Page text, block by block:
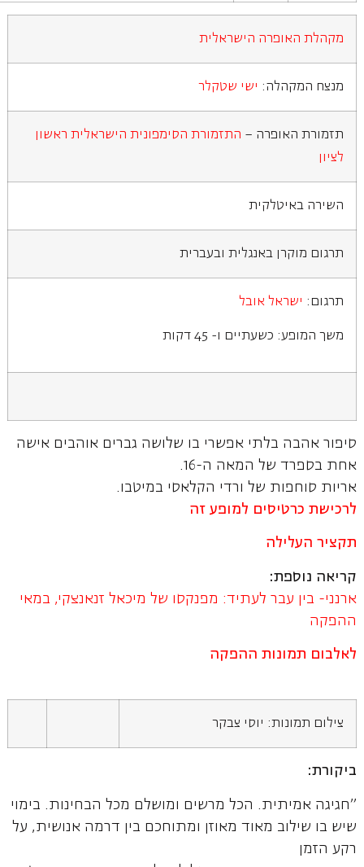
מקהלת האופרה הישראלית
מנצח המקהלה: ישי שטקלר
תזמורת האופרה – התזמורת הסימפונית הישראלית ראשון
לציון
השירה באיטלקית
תרגום מוקרן באנגלית ובעברית
תרגום: ישראל אובל
משך המופע: כשעתיים ו- 45 דקות
סיפור אהבה בלתי אפשרי בו שלושה גברים אוהבים אישה
אחת בספרד של המאה ה-16.
אריות סוחפות של ורדי הקלאסי במיטבו.
לרכישת כרטיסים למופע זה
תקציר העלילה
קריאה נוספת:
ארנני- בין עבר לעתיד: מפנקסו של מיכאל זנאנצקי, במאי
ההפקה
לאלבום תמונות ההפקה
צילום תמונות: יוסי צבקר
ביקורת:
"חגיגה אמיתית. הכל מרשים ומושלם מכל הבחינות. בימוי
שיש בו שילוב מאוד מאוזן ומתוחכם בין דרמה אנושית, על
רקע הזמן